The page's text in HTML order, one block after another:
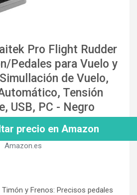
Pro Flight Rudder
Pedales para Vuelo y
de Vuelo,
Tensión
USB, PC - Negro
precio en Amazon
Amazon.es
y Frenos: Precisos pedales